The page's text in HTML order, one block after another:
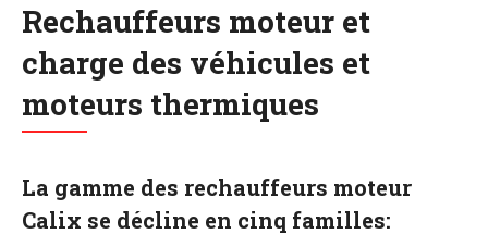
Rechauffeurs moteur et
charge des véhicules et
moteurs thermiques
La gamme des rechauffeurs moteur
Calix se décline en cinq familles: